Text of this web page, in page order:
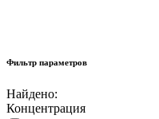
Фильтр параметров
Найдено:
Концентрация